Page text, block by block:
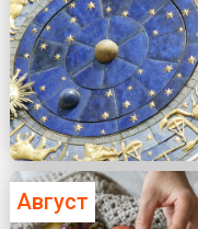
Август